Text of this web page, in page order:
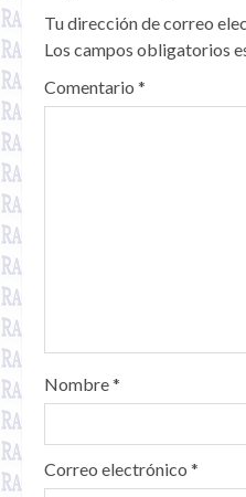
Tu dirección de correo
Los campos obligatorios
Comentario *
Nombre*
Correo electrónico *